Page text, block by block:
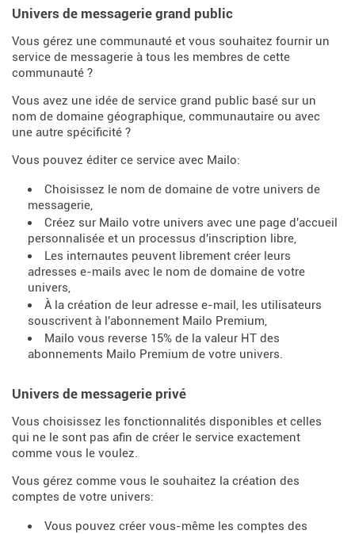
Univers de messagerie grand public
Vous gérez une communauté et vous souhaitez fournir un
service de messagerie à tous les membres de cette
communauté ?
Vous avez une idée de service grand public basé sur un
nom de domaine géographique, communautaire ou avec
une autre spécificité ?
Vous pouvez éditer ce service avec Mailo:
Choisissez le nom de domaine de votre univers de
messagerie,
Créez sur Mailo votre univers avec une page d'accueil
personnalisée et un processus d'inscription libre,
Les internautes peuvent librement créer leurs
adresses e-mails avec le nom de domaine de votre
univers,
À la création de leur adresse e-mail, les utilisateurs
souscrivent à l'abonnement Mailo Premium,
Mailo vous reverse 15% de la valeur HT des
abonnements Mailo Premium de votre univers.
Univers de messagerie privé
Vous choisissez les fonctionnalités disponibles et celles
qui ne le sont pas afin de créer le service exactement
comme vous le voulez.
Vous gérez comme vous le souhaitez la création des
comptes de votre univers:
Vous pouvez créer vous-même les comptes des